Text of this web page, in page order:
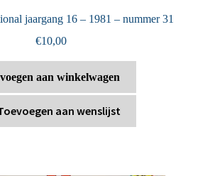
jaargang 16 – 1981 – nummer 31
€10,00
aan winkelwagen
aan wenslijst